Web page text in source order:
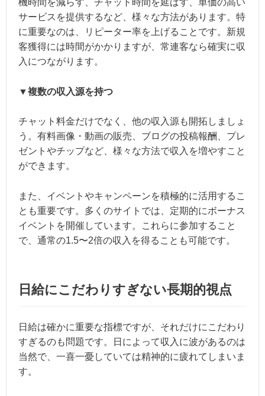
機時間を減らす、チャット時間を延ばす、単価の高い
サービスを提供するなど、様々な方法があります。特
に重要なのは、リピーター率を上げることです。新規
客獲得には時間がかかりますが、常連客なら確実に収
入につながります。
▼複数の収入源を持つ
チャット料金だけでなく、他の収入源も開拓しましょ
う。有料画像・動画の販売、ブログの投稿報酬、プレ
ゼントやチップなど、様々な方法で収入を増やすこと
ができます。
また、イベントやキャンペーンを積極的に活用するこ
とも重要です。多くのサイトでは、定期的にボーナス
イベントを開催しています。これらに参加すること
で、通常の1.5〜2倍の収入を得ることも可能です。
日給にこだわりすぎない長期的視点
日給は確かに重要な指標ですが、それだけにこだわり
すぎるのも問題です。日によって収入に波があるのは
当然で、一喜一憂していては精神的に疲れてしまいま
す。